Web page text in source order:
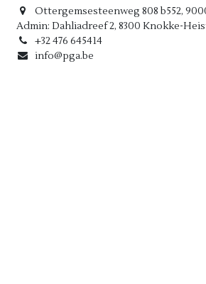
Ottergemsesteenweg 808 b552,
Admin: Dahliadreef 2, 8300 Knokke-
+32 476 645414
info@pga.be